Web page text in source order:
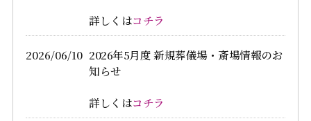
詳しくはコチラ
2026/06/10 2026年5月度 新規葬儀場・斎場情報のお
知らせ
詳しくはコチラ